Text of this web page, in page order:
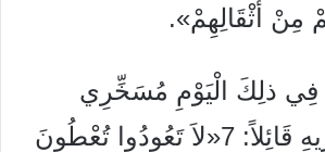
مِنْ أَثْقَالِهِمْ».
فِي ذلِكَ الْيَوْمِ مُسَخِّرِي
الشَّعْبِ وَمُدَبِّرِيهِ قَائِلاً: 7«لاَ تَعُودُوا تُعْطُونَ